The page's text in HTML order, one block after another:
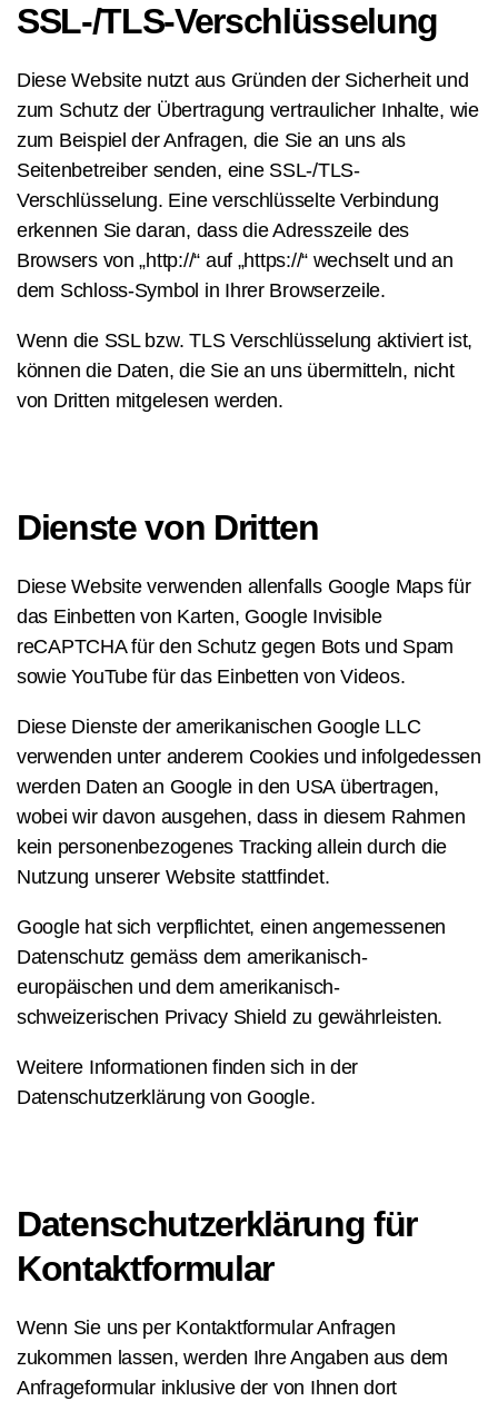
SSL-/TLS-Verschlüsselung
Diese Website nutzt aus Gründen der Sicherheit und
zum Schutz der Übertragung vertraulicher Inhalte, wie
zum Beispiel der Anfragen, die Sie an uns als
Seitenbetreiber senden, eine SSL-/TLS-
Verschlüsselung. Eine verschlüsselte Verbindung
erkennen Sie daran, dass die Adresszeile des
Browsers von „http://“ auf „https://“ wechselt und an
dem Schloss-Symbol in Ihrer Browserzeile.
Wenn die SSL bzw. TLS Verschlüsselung aktiviert ist,
können die Daten, die Sie an uns übermitteln, nicht
von Dritten mitgelesen werden.
Dienste von Dritten
Diese Website verwenden allenfalls Google Maps für
das Einbetten von Karten, Google Invisible
reCAPTCHA für den Schutz gegen Bots und Spam
sowie YouTube für das Einbetten von Videos.
Diese Dienste der amerikanischen Google LLC
verwenden unter anderem Cookies und infolgedessen
werden Daten an Google in den USA übertragen,
wobei wir davon ausgehen, dass in diesem Rahmen
kein personenbezogenes Tracking allein durch die
Nutzung unserer Website stattfindet.
Google hat sich verpflichtet, einen angemessenen
Datenschutz gemäss dem amerikanisch-
europäischen und dem amerikanisch-
schweizerischen Privacy Shield zu gewährleisten.
Weitere Informationen finden sich in der
Datenschutzerklärung von Google.
Datenschutzerklärung für
Kontaktformular
Wenn Sie uns per Kontaktformular Anfragen
zukommen lassen, werden Ihre Angaben aus dem
Anfrageformular inklusive der von Ihnen dort